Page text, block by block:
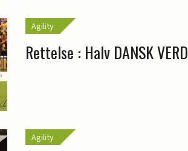
Agility
Rettelse : Halv DANSK
Agility